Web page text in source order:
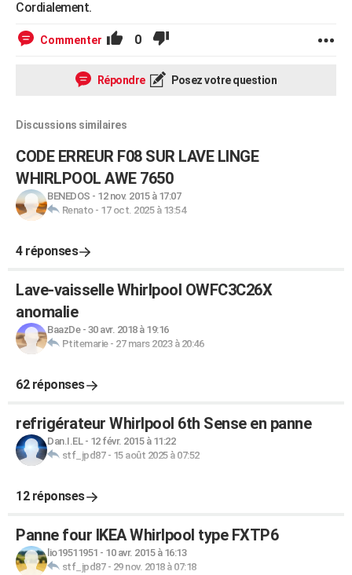
Cordialement.
Commenter 0
Répondre Posez votre question
Discussions similaires
CODE ERREUR F08 SUR LAVE LINGE
WHIRLPOOL AWE 7650
BENEDOS - 12 nov. 2015 à 17:07
Renato- 17 oct. 2025 à 13:54
4 réponses
Lave-vaisselle Whirlpool OWFC3C26X
anomalie
BaazDe- 30 avr. 2018 à 19:16
Ptitemarie- 27 mars 2023 à 20:46
62 réponses
refrigérateur Whirlpool 6th Sense en panne
Dan.I.EL- 12 févr. 2015 à 11:22
stf_jpd87- 15 août 2025 à 07:52
12 réponses
Panne four IKEA Whirlpool type FXTP6
lio19511951 - 10 avr. 2015 à 16:13
stf_jpd87- 29 nov. 2018 à 07:18